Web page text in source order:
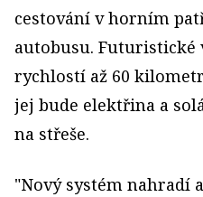
cestování v horním
autobusu. Futuristické
rychlostí až 60
jej bude elektřina a
na střeše.
"Nový systém nahradí